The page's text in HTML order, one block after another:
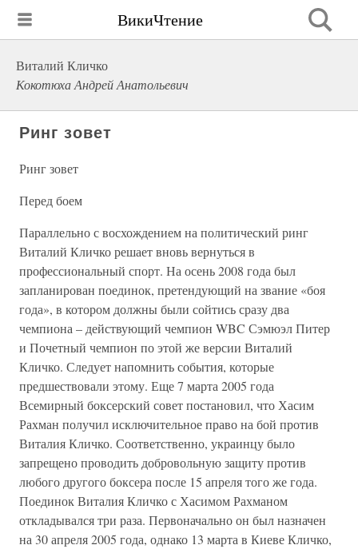
ВикиЧтение
Виталий Кличко
Кокотюха Андрей Анатольевич
Ринг зовет
Ринг зовет
Перед боем
Параллельно с восхождением на политический ринг
Виталий Кличко решает вновь вернуться в
профессиональный спорт. На осень 2008 года был
запланирован поединок, претендующий на звание «боя
года», в котором должны были сойтись сразу два
чемпиона – действующий чемпион WBC Сэмюэл Питер
и Почетный чемпион по этой же версии Виталий
Кличко. Следует напомнить события, которые
предшествовали этому. Еще 7 марта 2005 года
Всемирный боксерский совет постановил, что Хасим
Рахман получил исключительное право на бой против
Виталия Кличко. Соответственно, украинцу было
запрещено проводить добровольную защиту против
любого другого боксера после 15 апреля того же года.
Поединок Виталия Кличко с Хасимом Рахманом
откладывался три раза. Первоначально он был назначен
на 30 апреля 2005 года, однако 13 марта в Киеве Кличко,